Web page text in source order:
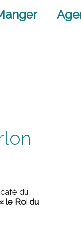
du
« le Roi du